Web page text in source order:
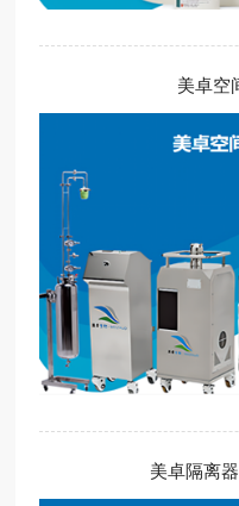
美卓空
美卓隔离